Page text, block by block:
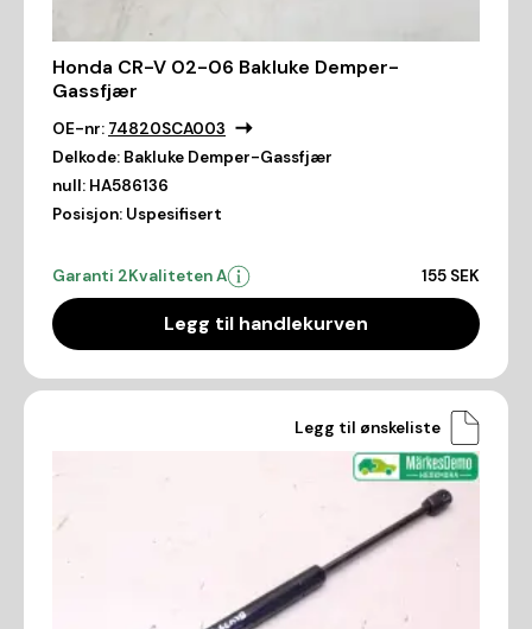
Honda CR-V 02-06 Bakluke Demper-
Gassfjær
OE-nr: 74820SCA003
Delkode: Bakluke Demper-Gassfjær
null: HA586136
Posisjon: Uspesifisert
Garanti 2Kvaliteten A 155 SEK
Legg til handlekurven
Legg til ønskeliste